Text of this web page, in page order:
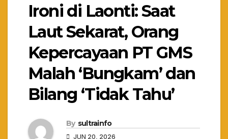
Ironi di Laonti: Saat
Laut Sekarat, Orang
Kepercayaan PT GMS
Malah ‘Bungkam’ dan
Bilang ‘Tidak Tahu’
By sultrainfo
JUN 20, 2026